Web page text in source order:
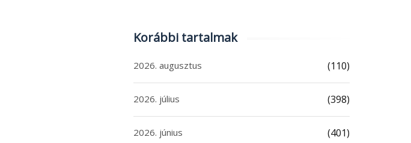
Korábbi tartalmak
2026. augusztus (110)
2026. július (398)
2026. június (401)